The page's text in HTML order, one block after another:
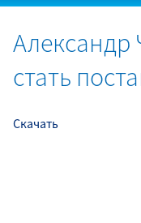
Основная
навигация
Александр
стать
Скачать